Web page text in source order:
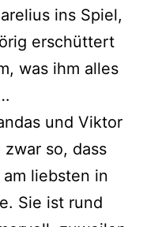
ins Spiel,
erschüt­tert
was ihm alles
und Viktor
zwar so, dass
liebs­ten in
Sie ist rund